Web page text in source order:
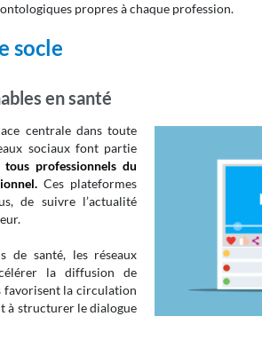
propres à chaque profession.
socle
en santé
centrale dans toute
sociaux font partie
tous professionnels du
Ces plateformes
de suivre l’actualité
de santé, les réseaux
la diffusion de
favorisent la circulation
à structurer le dialogue